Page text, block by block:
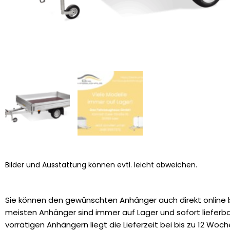
Bilder und Ausstattung können evtl. leicht abweichen.
Sie können den gewünschten Anhänger auch direkt online
meisten Anhänger sind immer auf Lager und sofort
vorrätigen Anhängern liegt die Lieferzeit bei bis zu 12